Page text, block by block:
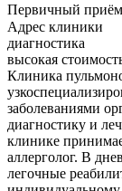
Первичный
Адрес клиники
диагностика
высокая
Клиника
заболеваниями
диагностику и
клинике
аллерголог. В
легочные